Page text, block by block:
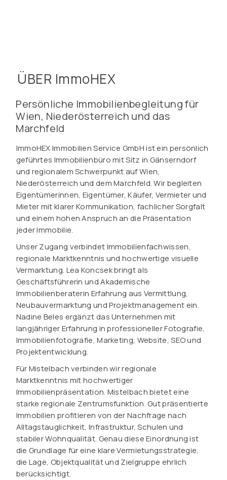
ÜBER ImmoHEX
Persönliche Immobilienbegleitung für
Wien, Niederösterreich und das
Marchfeld
ImmoHEX Immobilien Service GmbH ist ein persönlich
geführtes Immobilienbüro mit Sitz in Gänserndorf
und regionalem Schwerpunkt auf Wien,
Niederösterreich und dem Marchfeld. Wir begleiten
Eigentümerinnen, Eigentümer, Käufer, Vermieter und
Mieter mit klarer Kommunikation, fachlicher Sorgfalt
und einem hohen Anspruch an die Präsentation
jeder Immobilie.
Unser Zugang verbindet Immobilienfachwissen,
regionale Marktkenntnis und hochwertige visuelle
Vermarktung. Lea Koncsek bringt als
Geschäftsführerin und Akademische
Immobilienberaterin Erfahrung aus Vermittlung,
Neubauvermarktung und Projektmanagement ein.
Nadine Beles ergänzt das Unternehmen mit
langjähriger Erfahrung in professioneller Fotografie,
Immobilienfotografie, Marketing, Website, SEO und
Projektentwicklung.
Für Mistelbach verbinden wir regionale
Marktkenntnis mit hochwertiger
Immobilienpräsentation. Mistelbach bietet eine
starke regionale Zentrumsfunktion. Gut präsentierte
Immobilien profitieren von der Nachfrage nach
Alltagstauglichkeit, Infrastruktur, Schulen und
stabiler Wohnqualität. Genau diese Einordnung ist
die Grundlage für eine klare Vermietungsstrategie,
die Lage, Objektqualität und Zielgruppe ehrlich
berücksichtigt.